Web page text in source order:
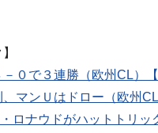
０で３連勝（欧州CL）【
マンＵはドロー（欧州
ロナウドがハットトリッ